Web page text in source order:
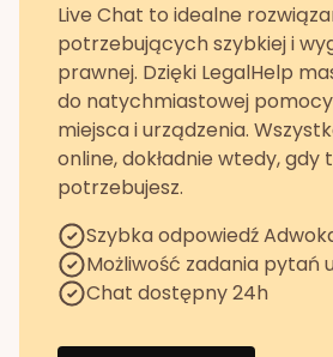
Live Chat to idealne
potrzebujących szybkiej i
prawnej. Dzięki LegalHelp
do natychmiastowej
miejsca i urządzenia.
online, dokładnie wtedy, gdy
potrzebujesz.
Szybka odpowiedź
Możliwość zadania pytań
Chat dostępny 24h